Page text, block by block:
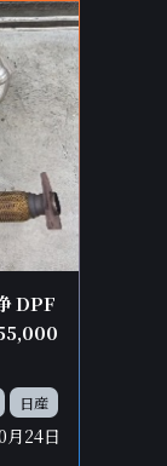
DPF
日産
月24日